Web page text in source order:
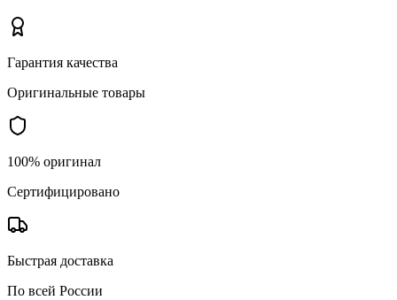
Гарантия качества
Оригинальные товары
100% оригинал
Сертифицировано
Быстрая доставка
По всей России